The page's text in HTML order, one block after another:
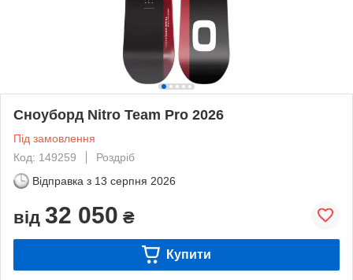
Сноуборд Nitro Team Pro 2026
Під замовлення
Код: 149259
Роздріб
Відправка з 13 серпня 2026
від 32 050 ₴
Купити